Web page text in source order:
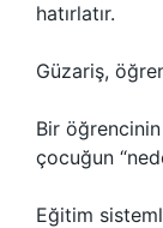
hatırlatır.
Güzariş,
Bir
çocuğun
Eğitim